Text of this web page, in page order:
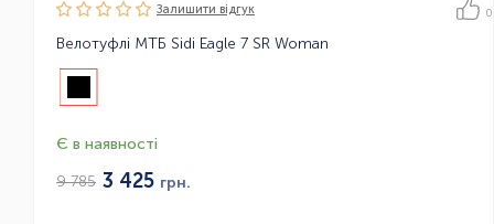
Залишити вiдгук 0
Велотуфлі МТБ Sidi Eagle 7 SR Woman
Є в наявності
9 785 3 425 грн.